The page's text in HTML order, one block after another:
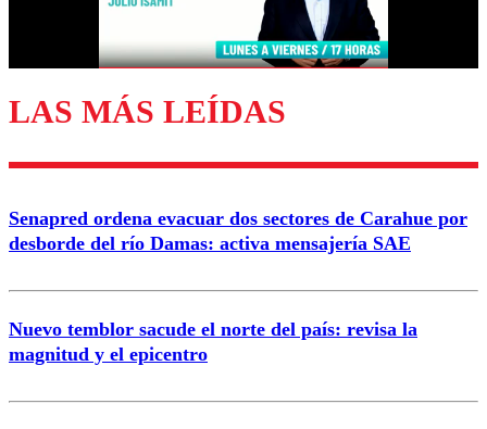
Enviar comentario
LAS MÁS LEÍDAS
Senapred ordena evacuar dos sectores de Carahue por
desborde del río Damas: activa mensajería SAE
Nuevo temblor sacude el norte del país: revisa la
magnitud y el epicentro